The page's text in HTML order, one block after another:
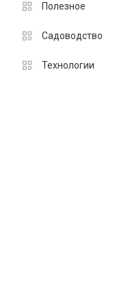
Полезное
Садоводство
Технологии